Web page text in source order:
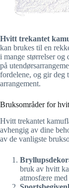
Hvitt trekantet
kan brukes til en
i mange størrelser og
på
fordelene, og gir deg
arrangement.
Bruksområder for
Hvitt trekantet
avhengig av dine
av de vanligste
bruk av hvitt
atmosfære med